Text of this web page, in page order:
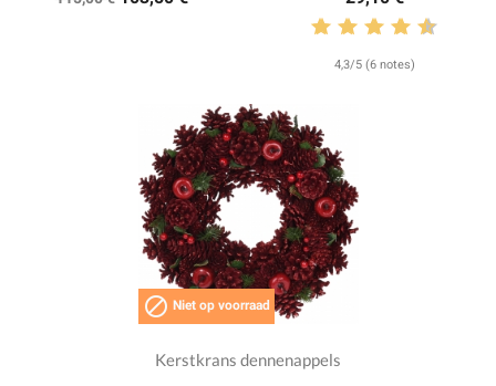
4,3/5 (6 notes)
 Niet op voorraad
Kerstkrans dennenappels